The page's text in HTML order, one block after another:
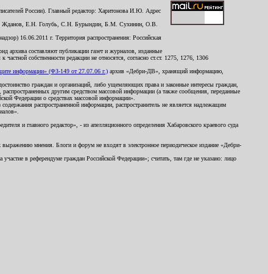
России). Главный редактор: Харитонова И.Ю. Адрес
Жданов, Е.Н. Голубь, С.Н. Бурындин, Б.М. Сухинин, О.В.
16.06.2011 г. Территория распространения: Российская
архива составляют публикации газет и журналов, изданные
собственности редакции не относятся, согласно ст.ст. 1275, 1276, 1306
информации» (ФЗ-149 от 27.07.06 г.) архив «Дебри-ДВ», хранящий информацию,
граждан и организаций, либо ущемляющих права и законные интересы граждан,
другим средством массовой информации (а также сообщения, переданные
Федерации о средствах массовой информации».
распространенной информации, распространитель не является надлежащим
и главного редактор», - из апелляционного определения Хабаровского краевого суда
выражению мнения. Блоги и форум не входят в электронное периодическое издание «Дебри-
в референдуме граждан Российской Федерации»; считать, там где не указано: лицо